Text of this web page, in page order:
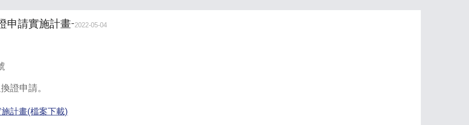
申請實施計畫-2022-05-04
證申請。
計畫(檔案下載)